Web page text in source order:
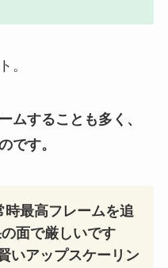
。
ムすることも多く、
です。
最高フレームを追
面で厳しいです
いアップスケーリン